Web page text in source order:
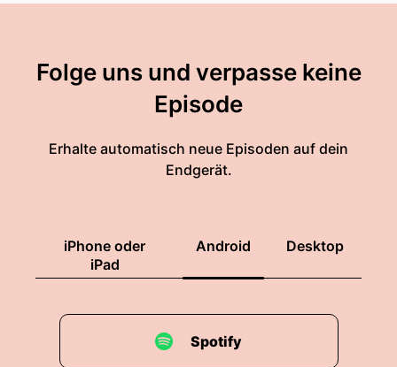
Folge uns und verpasse keine
Episode
Erhalte automatisch neue Episoden auf dein
Endgerät.
iPhone oder
iPad
Android Desktop
Spotify